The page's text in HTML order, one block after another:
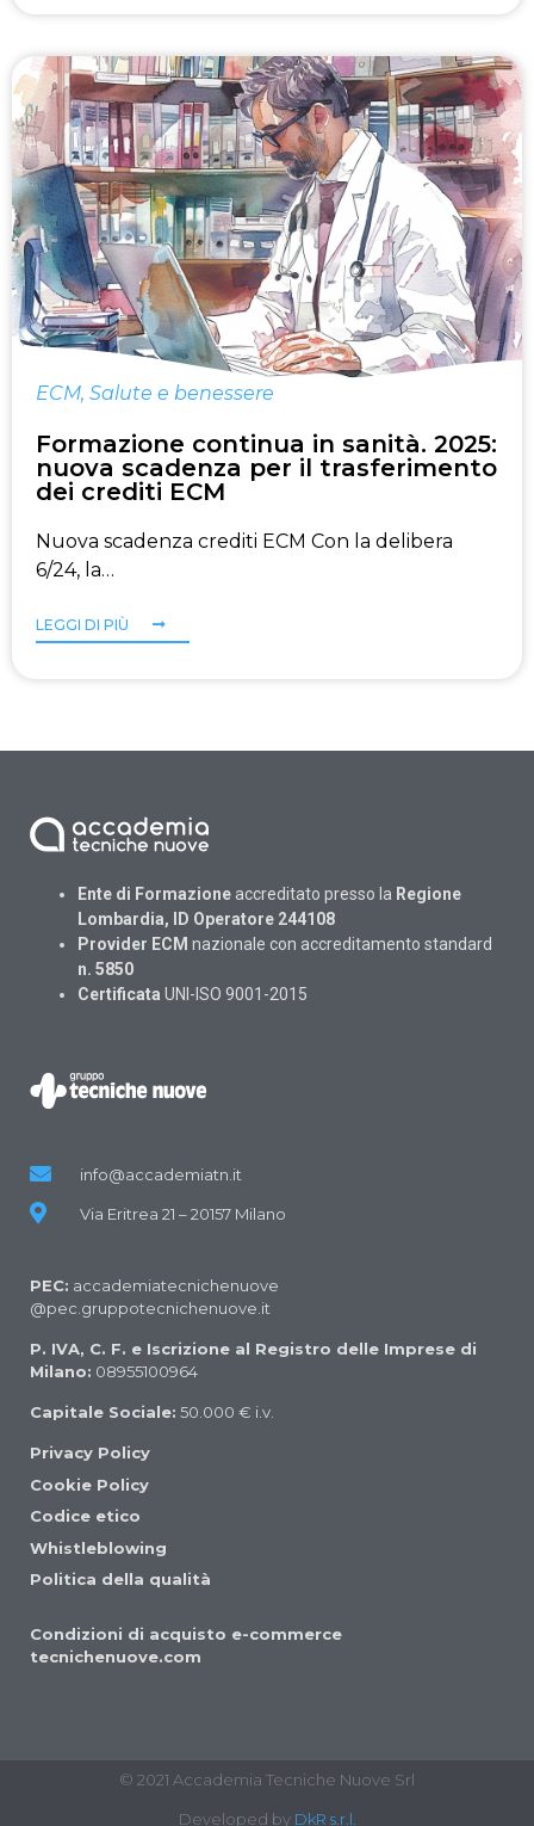
ECM, Salute e benessere
Formazione continua in sanità. 2025:
nuova scadenza per il trasferimento
dei crediti ECM
Nuova scadenza crediti ECM Con la delibera
6/24, la…
LEGGI DI PIÙ
Ente di Formazione accreditato presso la Regione
Lombardia, ID Operatore 244108
Provider ECM nazionale con accreditamento standard
n. 5850
Certificata UNI-ISO 9001-2015
info@accademiatn.it
Via Eritrea 21 – 20157 Milano
PEC: accademiatecnichenuove
@pec.gruppotecnichenuove.it
P. IVA, C. F. e Iscrizione al Registro delle Imprese di
Milano: 08955100964
Capitale Sociale: 50.000 € i.v.
Privacy Policy
Cookie Policy
Codice etico
Whistleblowing
Politica della qualità
Condizioni di acquisto e-commerce
tecnichenuove.com
© 2021 Accademia Tecniche Nuove Srl
Developed by DkR s.r.l.